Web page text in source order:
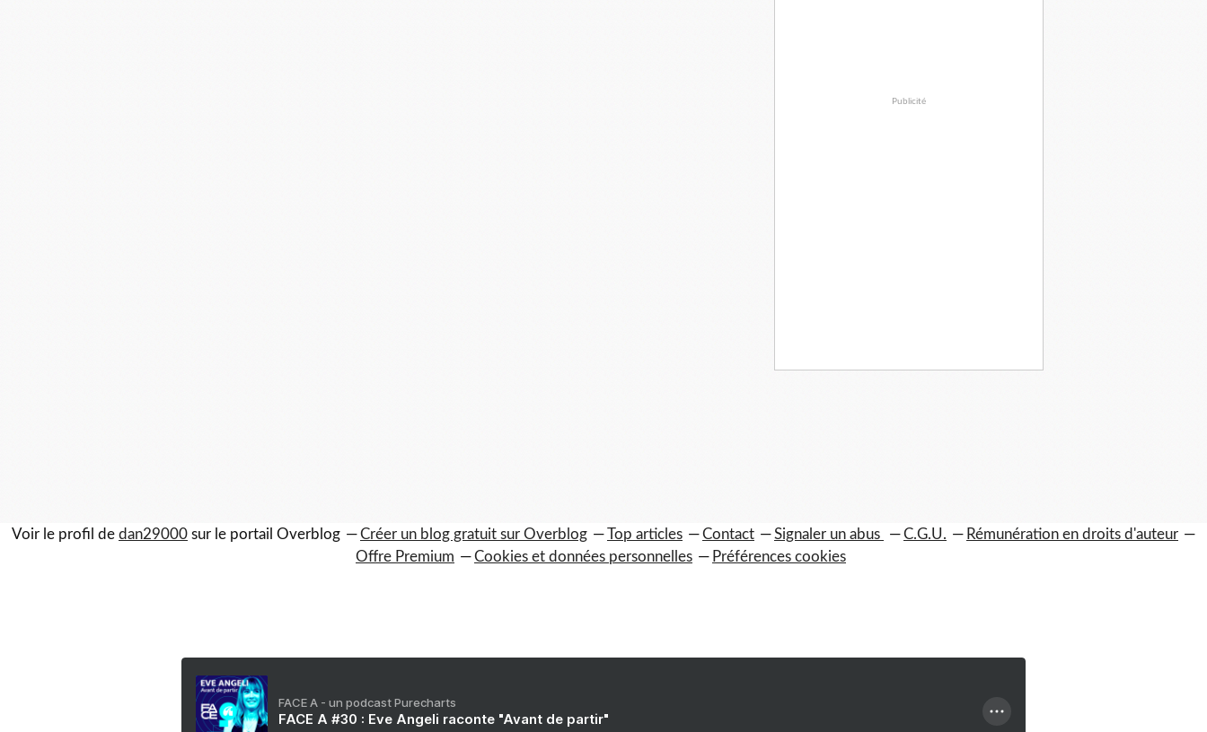
Publicité
Voir le profil de dan29000 sur le portail Overblog Créer un blog gratuit sur Overblog Top articles Contact Signaler un abus C.G.U.
Rémunération en droits d'auteur
Offre Premium
Cookies et données personnelles Préférences cookies
FACE A - un podcast Purecharts
FACE A #30 : Eve Angeli raconte "Avant de partir"